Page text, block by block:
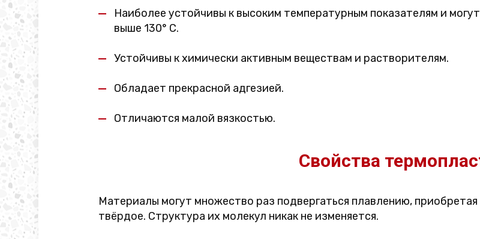
Наиболее устойчивы к высоким температурным показателям и
выше 130° C.
Устойчивы к химически активным веществам и растворителям.
Обладает прекрасной адгезией.
Отличаются малой вязкостью.
Свойства
Материалы могут множество раз подвергаться плавлению,
твёрдое. Структура их молекул никак не изменяется.